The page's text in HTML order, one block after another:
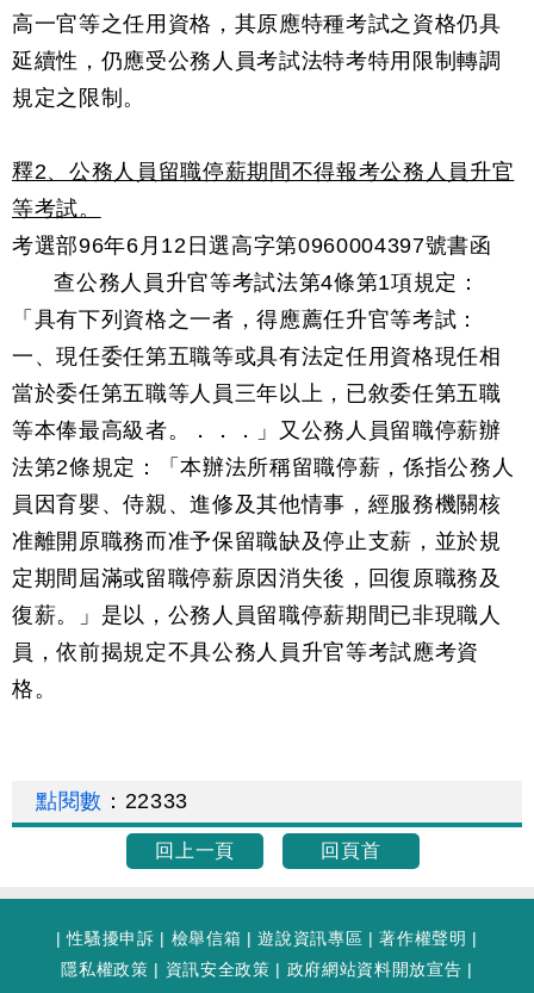
高一官等之任用資格，其原應特種考試之資格仍具
延續性，仍應受公務人員考試法特考特用限制轉調
規定之限制。
釋2、公務人員留職停薪期間不得報考公務人員升官
等考試。
考選部96年6月12日選高字第0960004397號書函
查公務人員升官等考試法第4條第1項規定：
「具有下列資格之一者，得應薦任升官等考試：
一、現任委任第五職等或具有法定任用資格現任相
當於委任第五職等人員三年以上，已敘委任第五職
等本俸最高級者。．．．」又公務人員留職停薪辦
法第2條規定：「本辦法所稱留職停薪，係指公務人
員因育嬰、侍親、進修及其他情事，經服務機關核
准離開原職務而准予保留職缺及停止支薪，並於規
定期間屆滿或留職停薪原因消失後，回復原職務及
復薪。」是以，公務人員留職停薪期間已非現職人
員，依前揭規定不具公務人員升官等考試應考資
格。
點閱數 ： 22333
回上一頁 回頁首
|性騷擾申訴 | 檢舉信箱 |遊說資訊專區 |著作權聲明 |
隱私權政策 | 資訊安全政策 | 政府網站資料開放宣告 |